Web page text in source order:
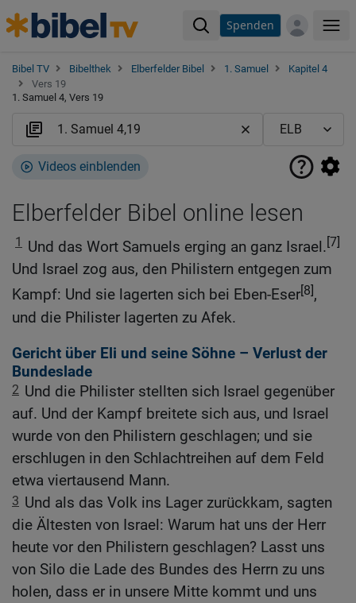
Spenden
Bibel TV Bibelthek Elberfelder Bibel 1. Samuel
Kapitel 4
Vers 19
1. Samuel 4, Vers 19
Videos einblenden
Elberfelder Bibel online lesen
1 Und das Wort Samuels erging an ganz Israel.[7]
Und Israel zog aus, den Philistern entgegen zum
Kampf: Und sie lagerten sich bei Eben-Eser[8],
und die Philister lagerten zu Afek.
Gericht über Eli und seine Söhne – Verlust der
Bundeslade
2 Und die Philister stellten sich Israel gegenüber
auf. Und der Kampf breitete sich aus, und Israel
wurde von den Philistern geschlagen; und sie
erschlugen in den Schlachtreihen auf dem Feld
etwa viertausend Mann.
3 Und als das Volk ins Lager zurückkam, sagten
die Ältesten von Israel: Warum hat uns der Herr
heute vor den Philistern geschlagen? Lasst uns
von Silo die Lade des Bundes des Herrn zu uns
holen, dass er in unsere Mitte kommt und uns